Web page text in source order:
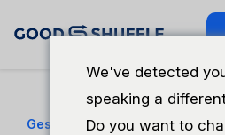
Gestión del equipo de alquiler
We've detected
speaking a
Do you want to